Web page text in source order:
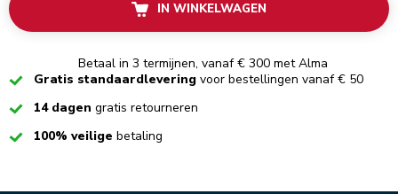
IN WINKELWAGEN
Betaal in 3 termijnen, vanaf € 300 met Alma
CheckedGratis standaardlevering voor bestellingen vanaf € 50
Checked14 dagen gratis retourneren
Checked100% veilige betaling